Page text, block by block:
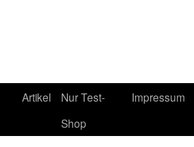
Artikel
Nur Test-
Shop
Impressum